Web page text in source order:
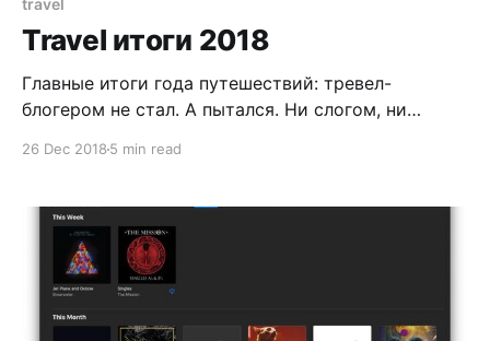
travel
Travel итоги 2018
Главные итоги года путешествий: тревел-
блогером не стал. А пытался. Ни слогом, ни
главное: удовольствие от путешествий. Почти все
места, в которых я был в этом году, ничего не
приносили, кроме моего
26 Dec 2018 5 min read